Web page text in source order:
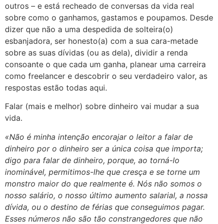
outros – e está recheado de conversas da vida real
sobre como o ganhamos, gastamos e poupamos. Desde
dizer que não a uma despedida de solteira(o)
esbanjadora, ser honesto(a) com a sua cara-metade
sobre as suas dívidas (ou as dela), dividir a renda
consoante o que cada um ganha, planear uma carreira
como freelancer e descobrir o seu verdadeiro valor, as
respostas estão todas aqui.
Falar (mais e melhor) sobre dinheiro vai mudar a sua
vida.
«Não é minha intenção encorajar o leitor a falar de
dinheiro por o dinheiro ser a única coisa que importa;
digo para falar de dinheiro, porque, ao torná-lo
inominável, permitimos-lhe que cresça e se torne um
monstro maior do que realmente é. Nós não somos o
nosso salário, o nosso último aumento salarial, a nossa
dívida, ou o destino de férias que conseguimos pagar.
Esses números não são tão constrangedores que não